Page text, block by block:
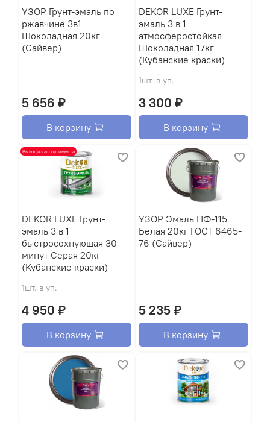
УЗОР Грунт-эмаль по
ржавчине 3в1
Шоколадная 20кг
(Сайвер)
5 656 ₽
В корзину
DEKOR LUXE Грунт-
эмаль 3 в 1
атмосферостойкая
Шоколадная 17кг
(Кубанские краски)
1шт. в уп.
3 300 ₽
В корзину
Вывод из ассортимента
DEKOR LUXE Грунт-
эмаль 3 в 1
быстросохнующая 30
минут Серая 20кг
(Кубанские краски)
1шт. в уп.
4 950 ₽
В корзину
УЗОР Эмаль ПФ-115
Белая 20кг ГОСТ 6465-
76 (Сайвер)
5 235 ₽
В корзину